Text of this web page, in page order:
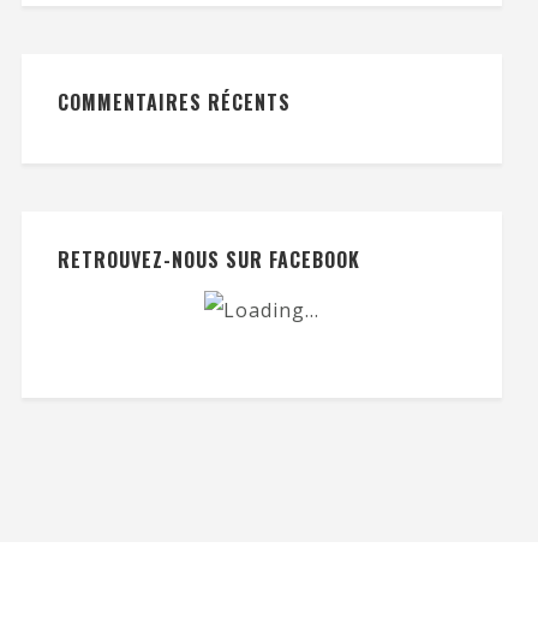
COMMENTAIRES RÉCENTS
RETROUVEZ-NOUS SUR FACEBOOK